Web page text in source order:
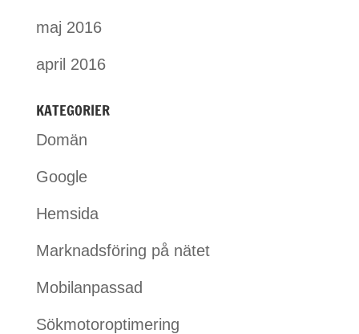
maj 2016
april 2016
KATEGORIER
Domän
Google
Hemsida
Marknadsföring på nätet
Mobilanpassad
Sökmotoroptimering